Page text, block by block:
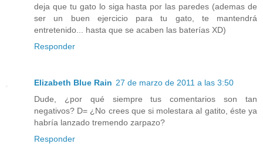
deja que tu gato lo siga hasta por las paredes (ademas de
ser un buen ejercicio para tu gato, te mantendrá
entretenido... hasta que se acaben las baterías XD)
Responder
Elizabeth Blue Rain 27 de marzo de 2011 a las 3:50
Dude, ¿por qué siempre tus comentarios son tan
negativos? D= ¿No crees que si molestara al gatito, éste ya
habría lanzado tremendo zarpazo?
Responder